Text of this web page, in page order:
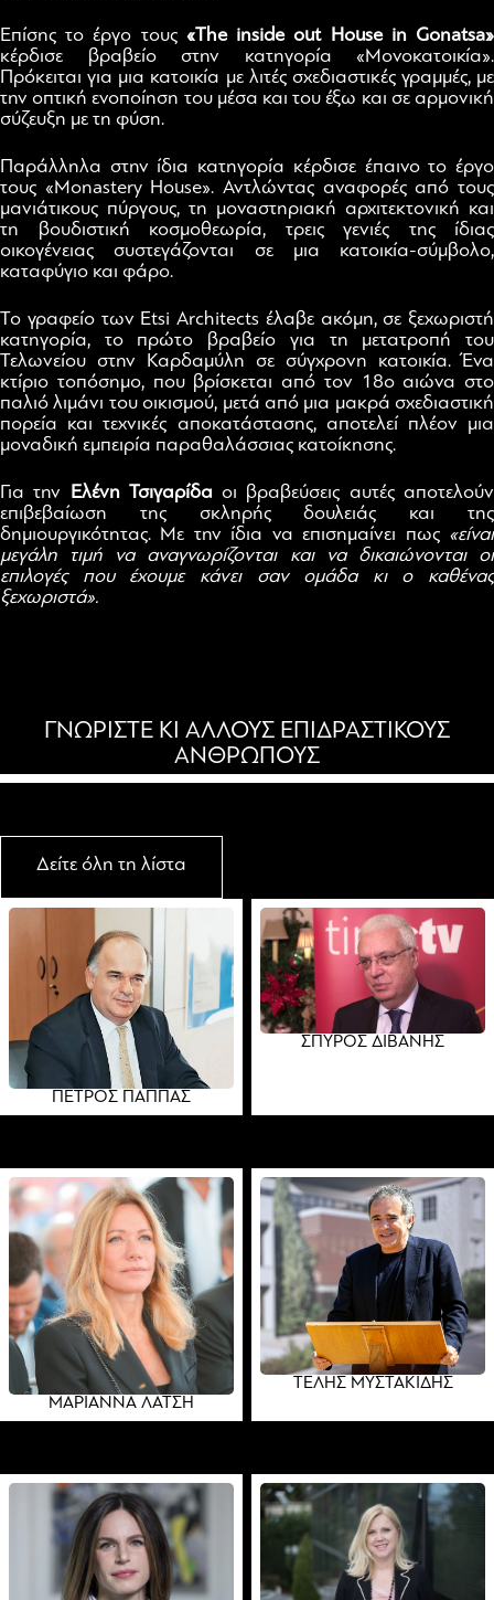
Επίσης το έργο τους «The inside out House in Gonatsa»
κέρδισε βραβείο στην κατηγορία «Μονοκατοικία».
Πρόκειται για μια κατοικία με λιτές σχεδιαστικές γραμμές, με
την οπτική ενοποίηση του μέσα και του έξω και σε αρμονική
σύζευξη με τη φύση.
Παράλληλα στην ίδια κατηγορία κέρδισε έπαινο το έργο
τους «Monastery House». Αντλώντας αναφορές από τους
μανιάτικους πύργους, τη μοναστηριακή αρχιτεκτονική και
τη βουδιστική κοσμοθεωρία, τρεις γενιές της ίδιας
οικογένειας συστεγάζονται σε μια κατοικία-σύμβολο,
καταφύγιο και φάρο.
Το γραφείο των Etsi Architects έλαβε ακόμη, σε ξεχωριστή
κατηγορία, το πρώτο βραβείο για τη μετατροπή του
Τελωνείου στην Καρδαμύλη σε σύγχρονη κατοικία. Ένα
κτίριο τοπόσημο, που βρίσκεται από τον 18ο αιώνα στο
παλιό λιμάνι του οικισμού, μετά από μια μακρά σχεδιαστική
πορεία και τεχνικές αποκατάστασης, αποτελεί πλέον μια
μοναδική εμπειρία παραθαλάσσιας κατοίκησης.
Για την Ελένη Τσιγαρίδα οι βραβεύσεις αυτές αποτελούν
επιβεβαίωση της σκληρής δουλειάς και της
δημιουργικότητας. Με την ίδια να επισημαίνει πως «είναι
μεγάλη τιμή να αναγνωρίζονται και να δικαιώνονται οι
επιλογές που έχουμε κάνει σαν ομάδα κι ο καθένας
ξεχωριστά».
ΓΝΩΡΙΣΤΕ ΚΙ ΑΛΛΟΥΣ ΕΠΙΔΡΑΣΤΙΚΟΥΣ
ΑΝΘΡΩΠΟΥΣ
Δείτε όλη τη λίστα
ΠΕΤΡΟΣ ΠΑΠΠΑΣ
ΣΠΥΡΟΣ ΔΙΒΑΝΗΣ
ΜΑΡΙΑΝΝΑ ΛΑΤΣΗ
ΤΕΛΗΣ ΜΥΣΤΑΚΙΔΗΣ